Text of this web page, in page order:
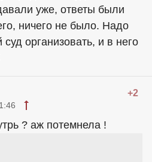
уже, ответы были
ничего не было. Надо
организовать, и в него
+2
? аж потемнела !